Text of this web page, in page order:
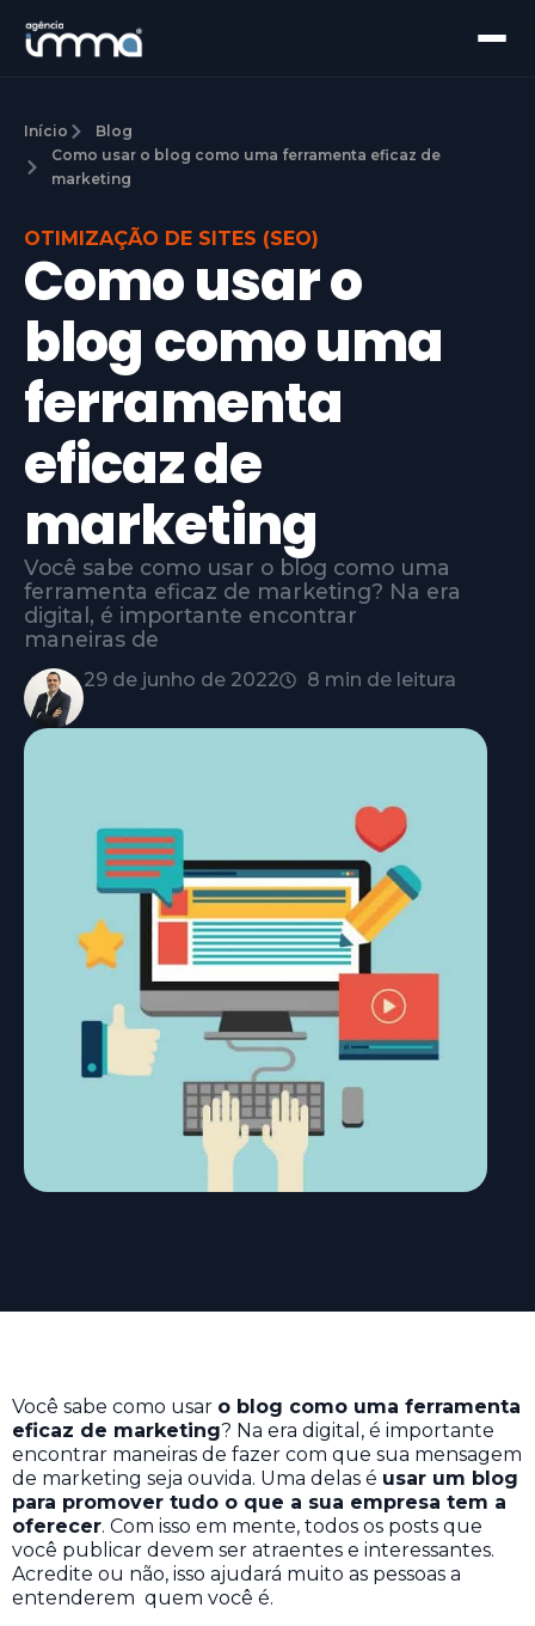
Início
Blog
Como usar o blog como uma ferramenta eficaz de
marketing
OTIMIZAÇÃO DE SITES (SEO)
Como usar o
blog como uma
ferramenta
eficaz de
marketing
Você sabe como usar o blog como uma
ferramenta eficaz de marketing? Na era
digital, é importante encontrar
maneiras de
29 de junho de 2022 8 min de leitura
Você sabe como usar o blog como uma ferramenta
eficaz de marketing? Na era digital, é importante
encontrar maneiras de fazer com que sua mensagem
de marketing seja ouvida. Uma delas é usar um blog
para promover tudo o que a sua empresa tem a
oferecer. Com isso em mente, todos os posts que
você publicar devem ser atraentes e interessantes.
Acredite ou não, isso ajudará muito as pessoas a
entenderem quem você é.